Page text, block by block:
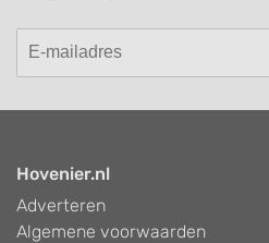
Hovenier.nl
Adverteren
Algemene voorwaarden